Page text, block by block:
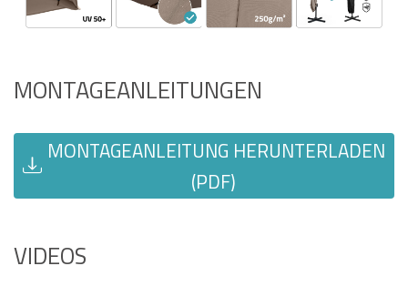
MONTAGEANLEITUNGEN
MONTAGEANLEITUNG HERUNTERLADEN
(PDF)
VIDEOS